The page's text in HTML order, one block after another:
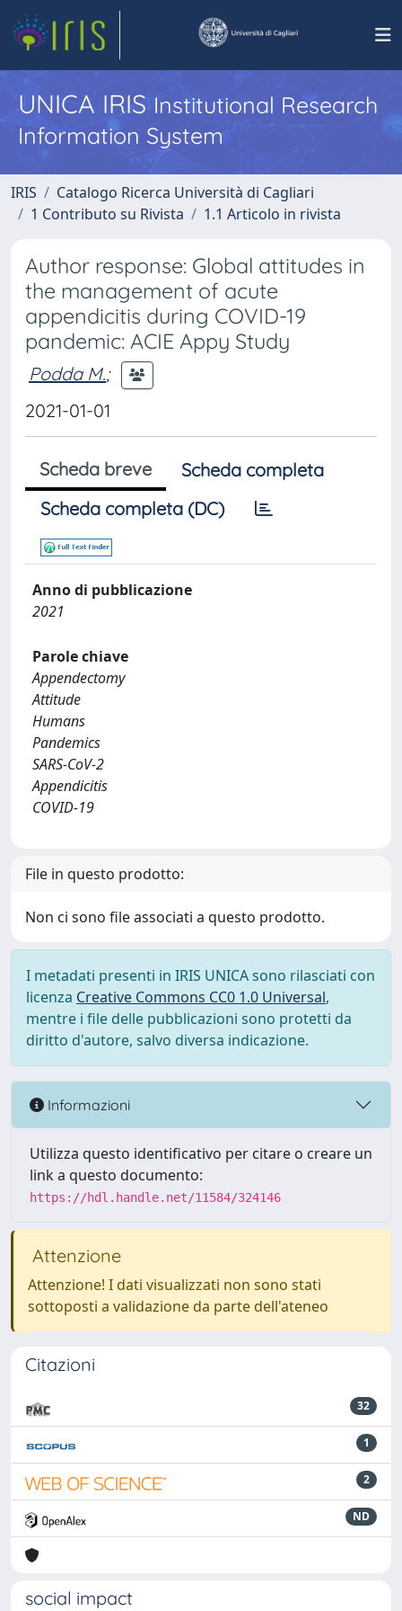
UNICA IRISInstitutional Research
Information System
IRIS
Catalogo Ricerca Università di Cagliari
1 Contributo su Rivista
1.1 Articolo in rivista
Author response: Global attitudes in
the management of acute
appendicitis during COVID-19
pandemic: ACIE Appy Study
Podda M.;
2021-01-01
Scheda breve
Scheda completa
Scheda completa (DC)
Anno di pubblicazione
2021
Parole chiave
Appendectomy
Attitude
Humans
Pandemics
SARS-CoV-2
Appendicitis
COVID-19
File in questo prodotto:
Non ci sono file associati a questo prodotto.
I metadati presenti in IRIS UNICA sono rilasciati con
licenza Creative Commons CC0 1.0 Universal,
mentre i file delle pubblicazioni sono protetti da
diritto d'autore, salvo diversa indicazione.
Informazioni
Utilizza questo identificativo per citare o creare un
link a questo documento:
https://hdl.handle.net/11584/324146
Attenzione
Attenzione! I dati visualizzati non sono stati
sottoposti a validazione da parte dell'ateneo
Citazioni
32
1
2
ND
social impact